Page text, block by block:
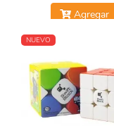
Agregar
NUEVO